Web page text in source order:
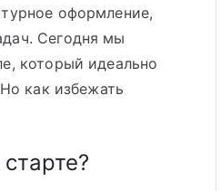
оформление,
Сегодня мы
который идеально
как избежать